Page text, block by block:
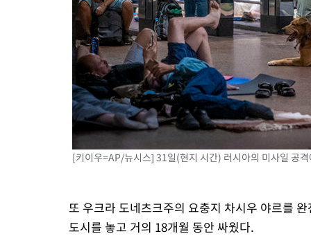
[키이우=AP/뉴시스] 31일(현지 시간) 러시아의 미사일 공
또 우크라 도네츠크주의 요충지 차시우 야르를
도시를 놓고 거의 18개월 동안 싸웠다.